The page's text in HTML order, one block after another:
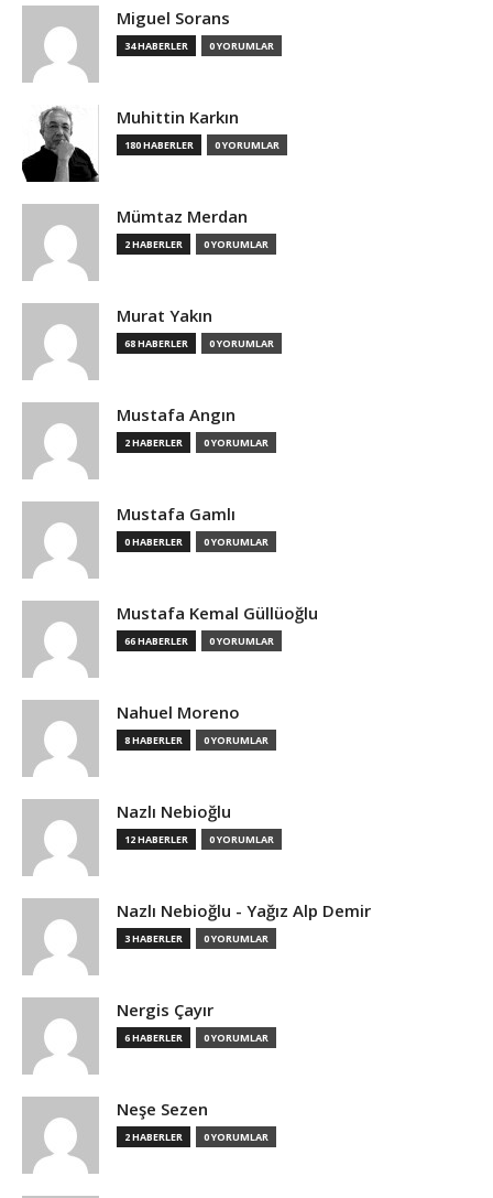
Miguel Sorans
34 HABERLER 0 YORUMLAR
Muhittin Karkın
180 HABERLER 0 YORUMLAR
Mümtaz Merdan
2 HABERLER 0 YORUMLAR
Murat Yakın
68 HABERLER 0 YORUMLAR
Mustafa Angın
2 HABERLER 0 YORUMLAR
Mustafa Gamlı
0 HABERLER 0 YORUMLAR
Mustafa Kemal Güllüoğlu
66 HABERLER 0 YORUMLAR
Nahuel Moreno
8 HABERLER 0 YORUMLAR
Nazlı Nebioğlu
12 HABERLER 0 YORUMLAR
Nazlı Nebioğlu - Yağız Alp Demir
3 HABERLER 0 YORUMLAR
Nergis Çayır
6 HABERLER 0 YORUMLAR
Neşe Sezen
2 HABERLER 0 YORUMLAR